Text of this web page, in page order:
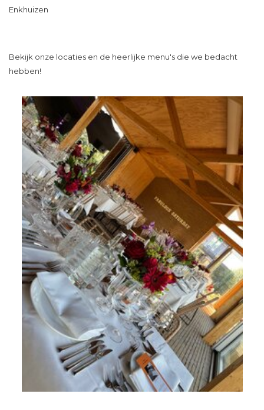
Enkhuizen
Bekijk onze locaties en de heerlijke menu's die we bedacht
hebben!